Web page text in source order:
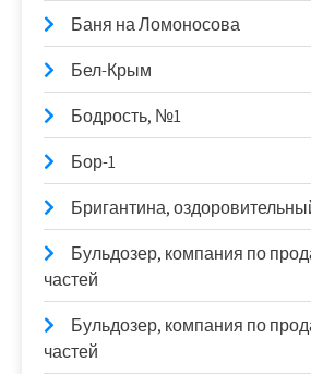
Баня на Ломоносова
Бел-Крым
Бодрость, №1
Бор-1
Бригантина,
Бульдозер, компания по
частей
Бульдозер, компания по
частей